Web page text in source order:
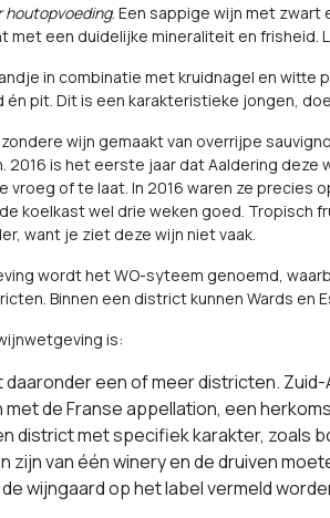
houtopvoeding. Een sappige wijn met zwart
met een duidelijke mineraliteit en frisheid.
in combinatie met kruidnagel en witte
én pit. Dit is een karakteristieke jongen,
wijn gemaakt van overrijpe
is het eerste jaar dat Aaldering
vroeg of te laat. In 2016 waren ze precies
koelkast wel drie weken goed. Tropisch
want je ziet deze wijn niet vaak.
wordt het WO-syteem genoemd,
Binnen een district kunnen Wards en
is:
daaronder een of meer districten. Zuid-
met de Franse appellation, een
district met specifiek karakter, zoals
zijn van één winery en de druiven
wijngaard op het label vermeld